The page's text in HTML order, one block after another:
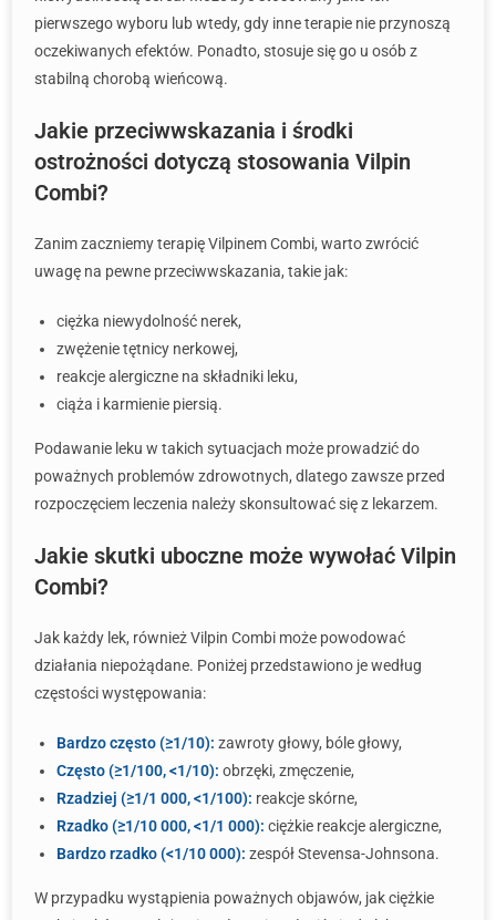
pierwszego wyboru lub wtedy, gdy inne terapie nie przynoszą
oczekiwanych efektów. Ponadto, stosuje się go u osób z
stabilną chorobą wieńcową.
Jakie przeciwwskazania i środki
ostrożności dotyczą stosowania Vilpin
Combi?
Zanim zaczniemy terapię Vilpinem Combi, warto zwrócić
uwagę na pewne przeciwwskazania, takie jak:
ciężka niewydolność nerek,
zwężenie tętnicy nerkowej,
reakcje alergiczne na składniki leku,
ciąża i karmienie piersią.
Podawanie leku w takich sytuacjach może prowadzić do
poważnych problemów zdrowotnych, dlatego zawsze przed
rozpoczęciem leczenia należy skonsultować się z lekarzem.
Jakie skutki uboczne może wywołać Vilpin
Combi?
Jak każdy lek, również Vilpin Combi może powodować
działania niepożądane. Poniżej przedstawiono je według
częstości występowania:
Bardzo często (≥1/10): zawroty głowy, bóle głowy,
Często (≥1/100, <1/10): obrzęki, zmęczenie,
Rzadziej (≥1/1 000, <1/100): reakcje skórne,
Rzadko (≥1/10 000, <1/1 000): ciężkie reakcje alergiczne,
Bardzo rzadko (<1/10 000): zespół Stevensa-Johnsona.
W przypadku wystąpienia poważnych objawów, jak ciężkie